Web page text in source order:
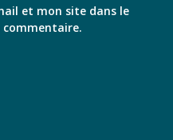
et mon site dans le